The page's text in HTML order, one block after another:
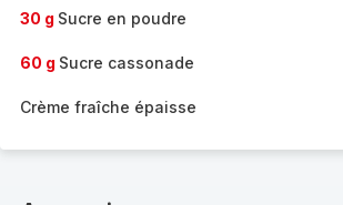
30 g Sucre en poudre
60 g Sucre cassonade
Crème fraîche épaisse